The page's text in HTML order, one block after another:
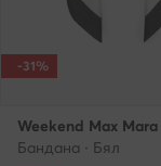
-31%
Weekend Max Mara
Бандана · Бял